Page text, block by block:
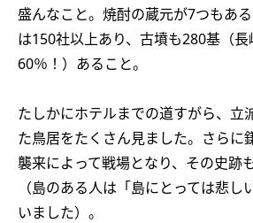
盛んなこと。焼酎の蔵元が7つもあ
は150社以上あり、古墳も280基（
60％！）あること。
たしかにホテルまでの道すがら、立
た鳥居をたくさん見ました。さらに
襲来によって戦場となり、その史跡
（島のある人は「島にとっては悲し
いました）。